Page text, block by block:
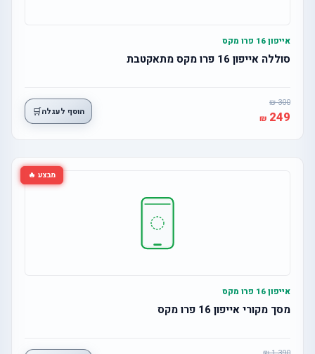
אייפון 16 פרו מקס
סוללה אייפון 16 פרו מקס מתאקטבת
300
249 הוסף לעגלה🛒
מבצע 🔥
אייפון 16 פרו מקס
מסך מקורי אייפון 16 פרו מקס